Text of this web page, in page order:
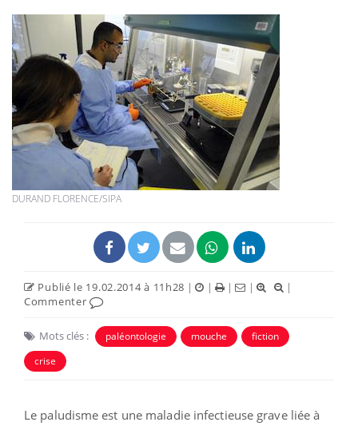
DURAND FLORENCE/SIPA
Publié le 19.02.2014 à 11h28 | | | |
|
Commenter
Mots clés : paléontologie mouche
fiction
crise
Le paludisme est une maladie infectieuse grave liée à